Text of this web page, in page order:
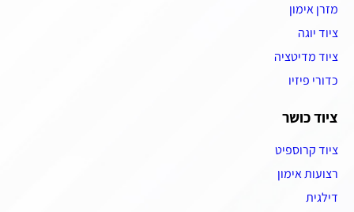
מזרן אימון
ציוד יוגה
ציוד מדיטציה
כדורי פיזיו
ציוד כושר
ציוד קרוספיט
רצועות אימון
דילגית